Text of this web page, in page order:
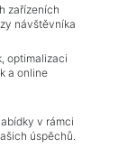
zařízeních
návštěvníka
optimalizaci
a online
v rámci
úspěchů.